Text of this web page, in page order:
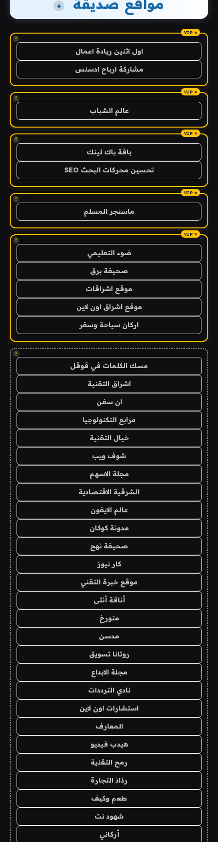
مواقع صديقة +
!
اول اثنين ريادة اعمال
مشاركة ارباح ادسنس
!
عالم الشباب
!
باقة باك لينك
تحسين محركات البحث SEO
!
ماسنجر المسلم
!
ضوء التعليمي
صحيفة برق
موقع اشراقات
موقع اشراق اون لاين
اركان سياحة وسفر
!
مسك الكلمات في قوقل
اشراق التقنية
ان سفن
مرابع التكنولوجيا
خيال التقنية
شوف ويب
مجلة الاسهم
الشرقية الاقتصادية
عالم الايفون
مدونة كوكان
صحيفة نهج
كار نيوز
موقع خبرة التقني
أناقة أنثى
متورخ
مدسن
روتانا تسويق
مجلة الابداع
نادي الترددات
استشارات اون لاين
المعارف
هيدب فيديو
رمح التقنية
رذاذ التجارة
طعم وكيف
شهود نت
أركاني